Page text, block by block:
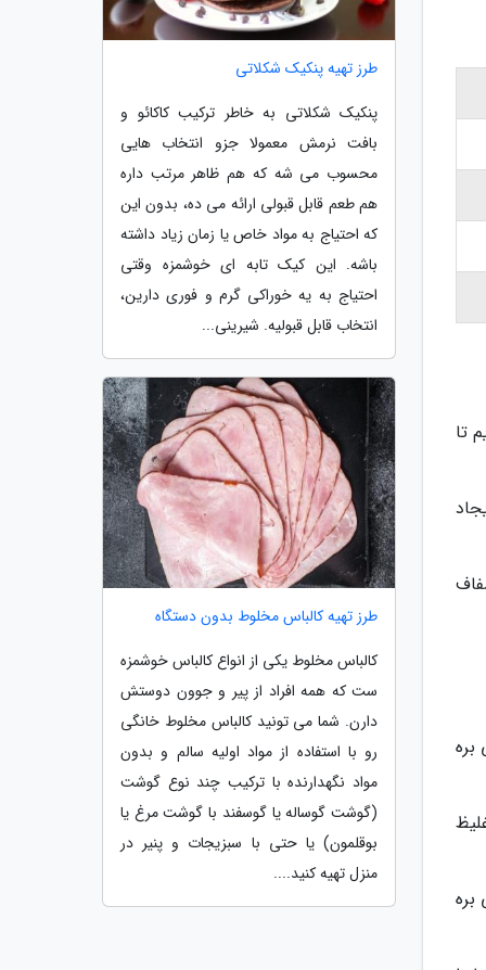
تا
15 دقیقه زمان می بره
طرز تهیه پنکیک شکلاتی
پنکیک شکلاتی به خاطر ترکیب کاکائو و
بافت نرمش معمولا جزو انتخاب هایی
محسوب می شه که هم ظاهر مرتب داره
هم طعم قابل قبولی ارائه می ده، بدون این
که احتیاج به مواد خاص یا زمان زیاد داشته
باشه. این کیک تابه ای خوشمزه وقتی
احتیاج به یه خوراکی گرم و فوری دارین،
انتخاب قابل قبولیه. شیرینی...
طرز تهیه کالباس مخلوط بدون دستگاه
کالباس مخلوط یکی از انواع کالباس خوشمزه
ست که همه افراد از پیر و جوون دوستش
دارن. شما می تونید کالباس مخلوط خانگی
رو با استفاده از مواد اولیه سالم و بدون
مواد نگهدارنده با ترکیب چند نوع گوشت
(گوشت گوساله یا گوسفند با گوشت مرغ یا
بوقلمون) یا حتی با سبزیجات و پنیر در
منزل تهیه کنید....